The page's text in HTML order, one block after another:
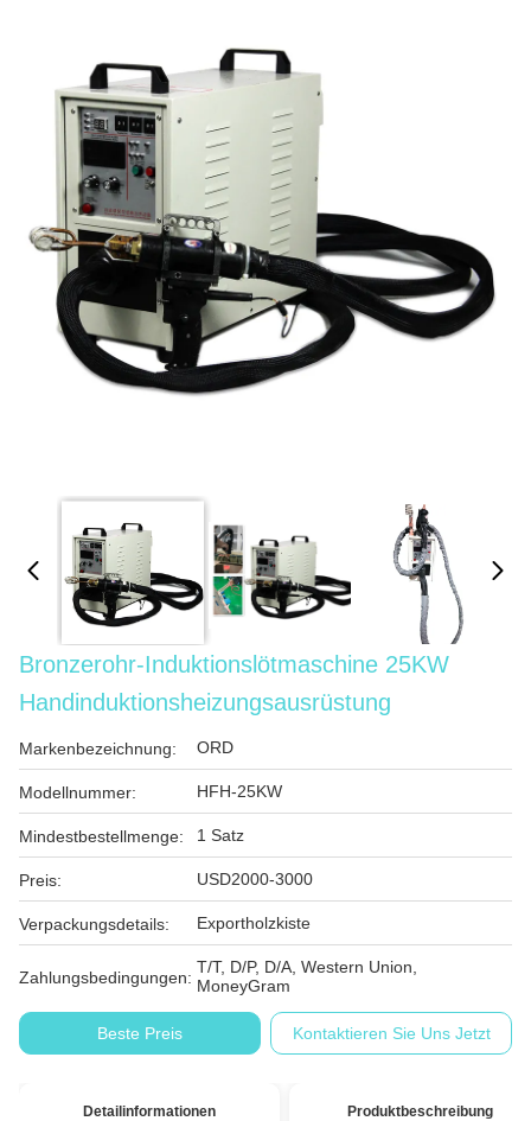
Bronzerohr-Induktionslötmaschine 25KW
Handinduktionsheizungsausrüstung
Markenbezeichnung: ORD
Modellnummer: HFH-25KW
Mindestbestellmenge: 1 Satz
Preis: USD2000-3000
Verpackungsdetails: Exportholzkiste
Zahlungsbedingungen:
T/T, D/P, D/A, Western Union,
MoneyGram
Beste Preis Kontaktieren Sie Uns Jetzt
Detailinformationen Produktbeschreibung